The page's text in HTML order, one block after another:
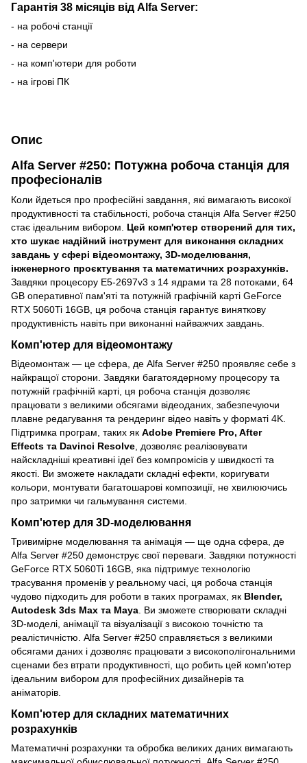
Гарантія 38 місяців від Alfa Server:
- на робочі станції
- на сервери
- на комп'ютери для роботи
- на ігрові ПК
Опис
Alfa Server #250: Потужна робоча станція для
професіоналів
Коли йдеться про професійні завдання, які вимагають високої
продуктивності та стабільності, робоча станція Alfa Server #250
стає ідеальним вибором. Цей комп'ютер створений для тих,
хто шукає надійний інструмент для виконання складних
завдань у сфері відеомонтажу, 3D-моделювання,
інженерного проєктування та математичних розрахунків.
Завдяки процесору E5-2697v3 з 14 ядрами та 28 потоками, 64
GB оперативної пам'яті та потужній графічній карті GeForce
RTX 5060Ti 16GB, ця робоча станція гарантує виняткову
продуктивність навіть при виконанні найважчих завдань.
Комп'ютер для відеомонтажу
Відеомонтаж — це сфера, де Alfa Server #250 проявляє себе з
найкращої сторони. Завдяки багатоядерному процесору та
потужній графічній карті, ця робоча станція дозволяє
працювати з великими обсягами відеоданих, забезпечуючи
плавне редагування та рендеринг відео навіть у форматі 4K.
Підтримка програм, таких як Adobe Premiere Pro, After
Effects та Davinci Resolve , дозволяє реалізовувати
найскладніші креативні ідеї без компромісів у швидкості та
якості. Ви зможете накладати складні ефекти, коригувати
кольори, монтувати багатошарові композиції, не хвилюючись
про затримки чи гальмування системи.
Комп'ютер для 3D-моделювання
Тривимірне моделювання та анімація — ще одна сфера, де
Alfa Server #250 демонструє свої переваги. Завдяки потужності
GeForce RTX 5060Ti 16GB, яка підтримує технологію
трасування променів у реальному часі, ця робоча станція
чудово підходить для роботи в таких програмах, як Blender,
Autodesk 3ds Max та Maya . Ви зможете створювати складні
3D-моделі, анімації та візуалізації з високою точністю та
реалістичністю. Alfa Server #250 справляється з великими
обсягами даних і дозволяє працювати з високополігональними
сценами без втрати продуктивності, що робить цей комп'ютер
ідеальним вибором для професійних дизайнерів та
аніматорів.
Комп'ютер для складних математичних
розрахунків
Математичні розрахунки та обробка великих даних вимагають